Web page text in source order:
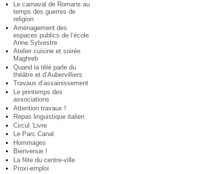
Le carnaval de Romans au
temps des guerres de
religion
Aménagement des
espaces publics de l’école
Anne Sylvestre
Atelier cuisine et soirée
Maghreb
Quand la télé parle du
théâtre et d’Aubervilliers
Travaux d’assainissement
Le printemps des
associations
Attention travaux !
Repas linguistique italien
Circul ’Livre
Le Parc Canal
Hommages
Bienvenue !
La fête du centre-ville
Proxi-emploi